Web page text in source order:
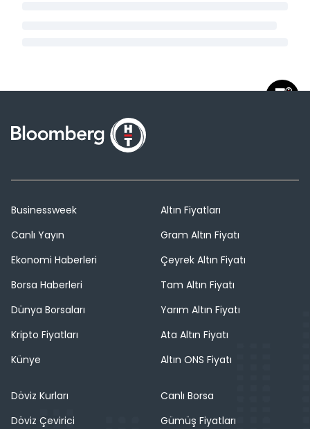
Businessweek
Canlı Yayın
Ekonomi Haberleri
Borsa Haberleri
Dünya Borsaları
Kripto Fiyatları
Künye
Altın Fiyatları
Gram Altın Fiyatı
Çeyrek Altın Fiyatı
Tam Altın Fiyatı
Yarım Altın Fiyatı
Ata Altın Fiyatı
Altın ONS Fiyatı
Döviz Kurları
Döviz Çevirici
Canlı Borsa
Gümüş Fiyatları